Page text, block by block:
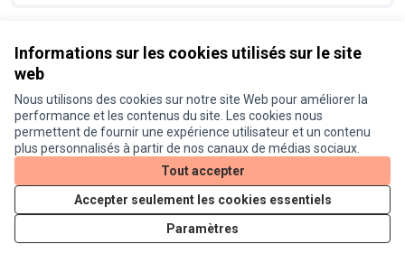
Informations sur les cookies utilisés sur le site
web
Nous utilisons des cookies sur notre site Web pour améliorer la
performance et les contenus du site. Les cookies nous
permettent de fournir une expérience utilisateur et un contenu
plus personnalisés à partir de nos canaux de médias sociaux.
Tout accepter
Accepter seulement les cookies essentiels
Paramètres
Conditions d'utilisation
Paramètres des cookies
Je participe ! sur X
(Lien externe)
Je participe ! sur Facebook
Je participe ! sur Instagram
Site réalisé grâce aulogiciel libre Decidim .
Licence
(Lien